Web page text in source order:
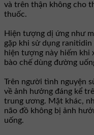
và trên thận không cho
thuốc.
Hiện tượng dị ứng như
gặp khi sử dụng
hiện tượng này hiếm khi
bào chế dùng đường
Trên người tình nguyện
về ảnh hưởng đáng kể
trung ương. Mặt khác,
não đồ không bị ảnh
uống.